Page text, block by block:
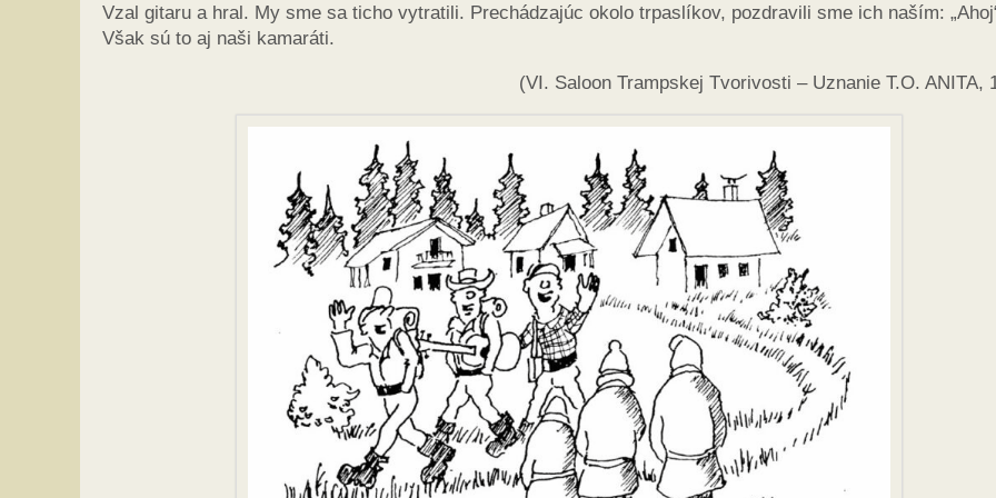
Vzal gitaru a hral. My sme sa ticho vytratili. Prechádzajúc okolo trpaslíkov, pozdravili sme ich naším:
Však sú to aj naši kamaráti.
(VI. Saloon Trampskej Tvorivosti – Uznanie T.O. ANITA,